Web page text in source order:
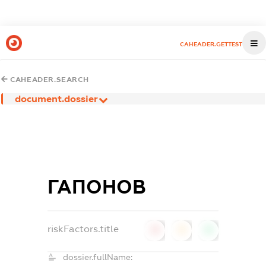
CAHEADER.GETTEST
CAHEADER.SEARCH
document.dossier
ГАПОНОВ
riskFactors.title
dossier.fullName: